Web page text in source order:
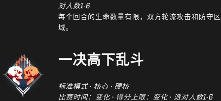
对人数1-6
每个回合的生命数量有限，双方轮流攻击和防守区
域。
一决高下乱斗
标准模式 · 核心 · 硬核
比赛时间：变化 · 得分上限：变化 · 派对人数1-6